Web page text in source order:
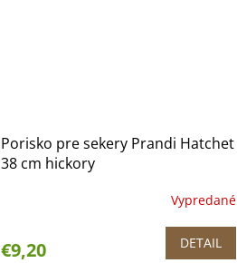
Porisko pre sekery Prandi Hatchet
38 cm hickory
Vypredané
€9,20 DETAIL